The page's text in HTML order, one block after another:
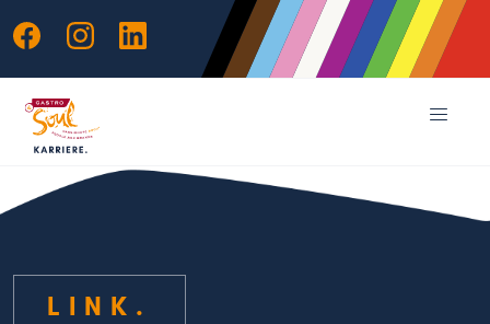
LINK